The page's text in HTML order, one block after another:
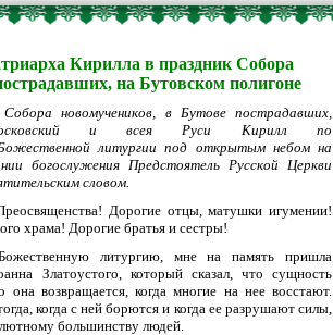
Кирилла в праздник Собора
на Бутовском полигоне
новомучеников, в Бутове пострадавших,
и всея Руси Кирилл по
литургии под открытым небом на
богослужения Предстоятель Русской Церкви
словом.
Дорогие отцы, матушки игумении!
храма! Дорогие братья и сестры!
литургию, мне на память пришла
Златоустого, который сказал, что сущность
возвращается, когда многие на нее восстают.
когда с ней борются и когда ее разрушают силы,
большинству людей.